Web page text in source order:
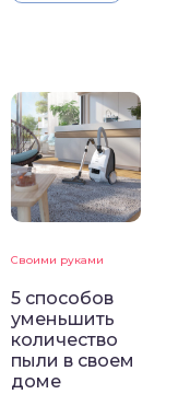
Своими руками
5 способов
уменьшить
количество
пыли в своем
доме